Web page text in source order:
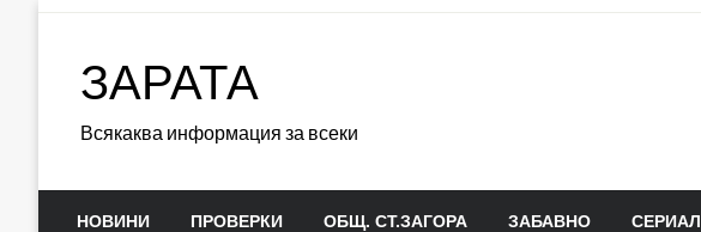
ЗАРАТА
Всякаква информация за всеки
НОВИНИ ПРОВЕРКИ ОБЩ. СТ.ЗАГОРА ЗАБАВНО СЕРИАЛ